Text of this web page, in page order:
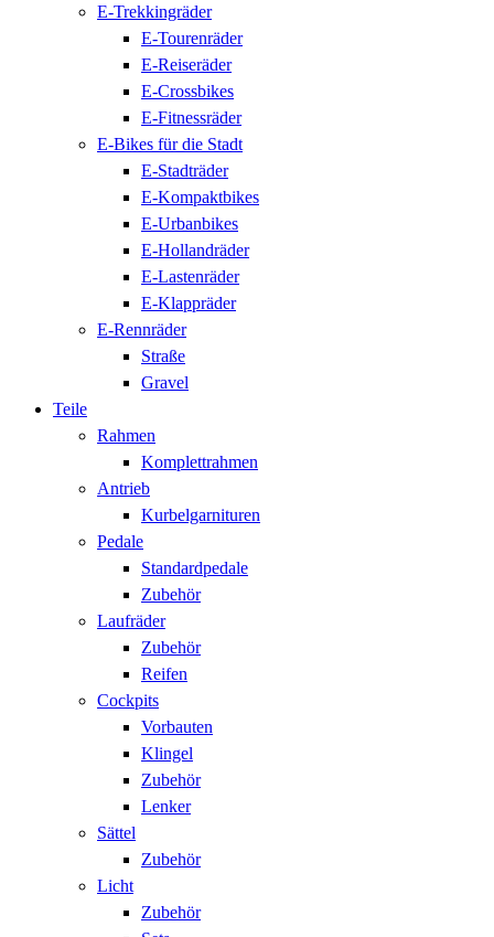
E-Trekkingräder
E-Tourenräder
E-Reiseräder
E-Crossbikes
E-Fitnessräder
E-Bikes für die Stadt
E-Stadträder
E-Kompaktbikes
E-Urbanbikes
E-Hollandräder
E-Lastenräder
E-Klappräder
E-Rennräder
Straße
Gravel
Teile
Rahmen
Komplettrahmen
Antrieb
Kurbelgarnituren
Pedale
Standardpedale
Zubehör
Laufräder
Zubehör
Reifen
Cockpits
Vorbauten
Klingel
Zubehör
Lenker
Sättel
Zubehör
Licht
Zubehör